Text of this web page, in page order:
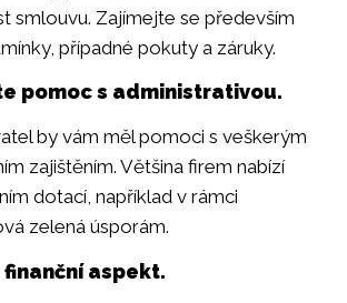
smlouvu. Zajímejte se především
případné pokuty a záruky.
pomoc s administrativou.
by vám měl pomoci s veškerým
zajištěním. Většina firem nabízí
dotací, například v rámci
zelená úsporám.
finanční aspekt.